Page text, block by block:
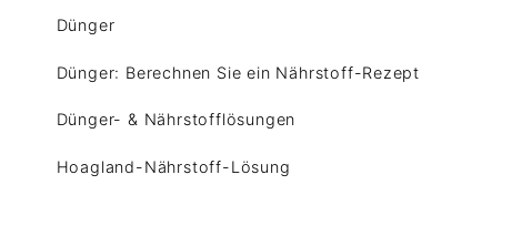
Dünger
Dünger: Berechnen Sie ein Nährstoff-Rezept
Dünger- & Nährstofflösungen
Hoagland-Nährstoff-Lösung